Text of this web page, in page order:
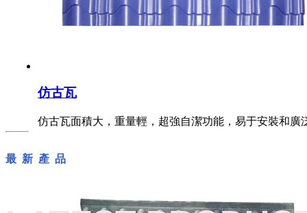
仿古瓦
仿古瓦面積大，重量輕，超強自潔功能，易于安裝和
最 新 產 品